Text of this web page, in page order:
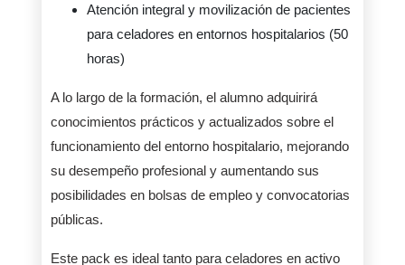
Atención integral y movilización de pacientes
para celadores en entornos hospitalarios (50
horas)
A lo largo de la formación, el alumno adquirirá
conocimientos prácticos y actualizados sobre el
funcionamiento del entorno hospitalario, mejorando
su desempeño profesional y aumentando sus
posibilidades en bolsas de empleo y convocatorias
públicas.
Este pack es ideal tanto para celadores en activo